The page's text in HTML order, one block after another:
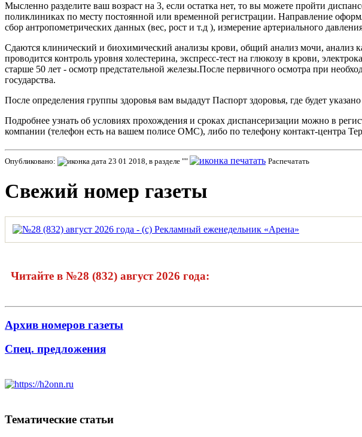
Мысленно разделите ваш возраст на 3, если остатка нет, то вы можете пройти
поликлиниках по месту постоянной или временной регистрации. Направление
сбор антропометрических данных (вес, рост и т.д ), измерение артериального
Сдаются клинический и биохимический анализы крови, общий анализ мочи, анализ
проводится контроль уровня холестерина, экспресс-тест на глюкозу в крови,
старше 50 лет - осмотр предстательной железы.После первичного осмотра при
государства.
После определения группы здоровья вам выдадут Паспорт здоровья, где будет
Подробнее узнать об условиях прохождения и сроках диспансеризации можно в
компании (телефон есть на вашем полисе ОМС), либо по телефону контакт-центра
Опубликовано: 23 01 2018, в разделе "" Распечатать
Свежий номер газеты
Читайте в №28 (832) август 2026 года:
Архив номеров газеты
Спец. предложения
Тематические статьи